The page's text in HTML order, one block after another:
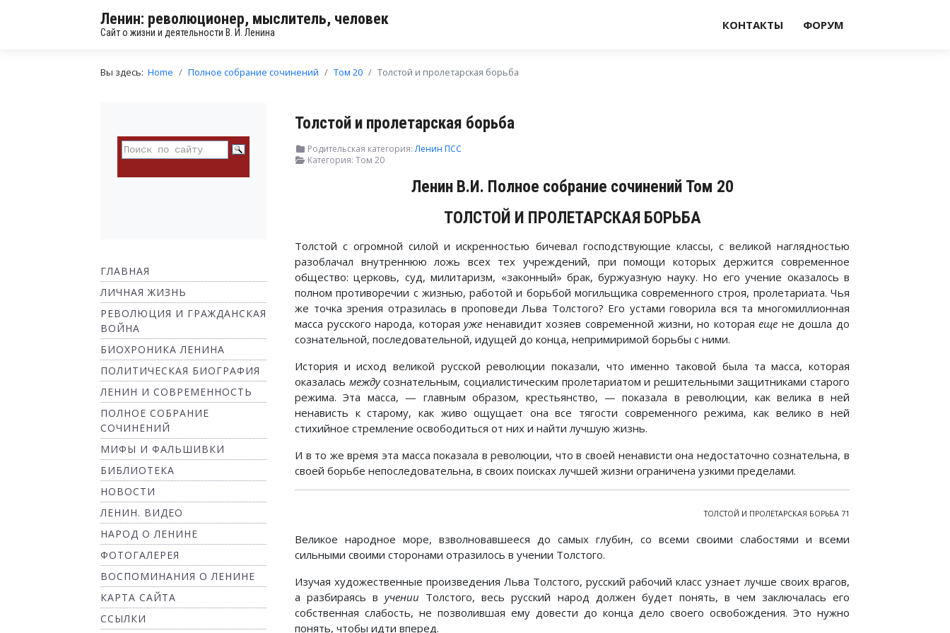
Ленин: революционер, мыслитель, человек
Сайт о жизни и деятельности В. И. Ленина
КОНТАКТЫ ФОРУМ
Вы здесь: Home Полное собрание сочинений Том 20 Толстой и пролетарская борьба
ГЛАВНАЯ
ЛИЧНАЯ ЖИЗНЬ
РЕВОЛЮЦИЯ И ГРАЖДАНСКАЯ
ВОЙНА
БИОХРОНИКА ЛЕНИНА
ПОЛИТИЧЕСКАЯ БИОГРАФИЯ
ЛЕНИН И СОВРЕМЕННОСТЬ
ПОЛНОЕ СОБРАНИЕ
СОЧИНЕНИЙ
МИФЫ И ФАЛЬШИВКИ
БИБЛИОТЕКА
НОВОСТИ
ЛЕНИН. ВИДЕО
НАРОД О ЛЕНИНЕ
ФОТОГАЛЕРЕЯ
ВОСПОМИНАНИЯ О ЛЕНИНЕ
КАРТА САЙТА
ССЫЛКИ
Толстой и пролетарская борьба
Родительская категория:Ленин ПСС
Категория: Том 20
Ленин В.И. Полное собрание сочинений Том 20
ТОЛСТОЙ И ПРОЛЕТАРСКАЯ БОРЬБА
Толстой с огромной силой и искренностью бичевал господствующие классы, с великой наглядностью
разоблачал внутреннюю ложь всех тех учреждений, при помощи которых держится современное
общество: церковь, суд, милитаризм, «законный» брак, буржуазную науку. Но его учение оказалось в
полном противоречии с жизнью, работой и борьбой могильщика современного строя, пролетариата. Чья
же точка зрения отразилась в проповеди Льва Толстого? Его устами говорила вся та многомиллионная
масса русского народа, котораяуже ненавидит хозяев современной жизни, но котораяеще не дошла до
сознательной, последовательной, идущей до конца, непримиримой борьбы с ними.
История и исход великой русской революции показали, что именно таковой была та масса, которая
оказалась междусознательным, социалистическим пролетариатом и решительными защитниками старого
режима. Эта масса, — главным образом, крестьянство, — показала в революции, как велика в ней
ненависть к старому, как живо ощущает она все тягости современного режима, как велико в ней
стихийное стремление освободиться от них и найти лучшую жизнь.
И в то же время эта масса показала в революции, что в своей ненависти она недостаточно сознательна, в
своей борьбе непоследовательна, в своих поисках лучшей жизни ограничена узкими пределами.
ТОЛСТОЙ И ПРОЛЕТАРСКАЯ БОРЬБА 71
Великое народное море, взволновавшееся до самых глубин, со всеми своими слабостями и всеми
сильными своими сторонами отразилось в учении Толстого.
Изучая художественные произведения Льва Толстого, русский рабочий класс узнает лучше своих врагов,
а разбираясь вучении Толстого, весь русский народ должен будет понять, в чем заключалась его
собственная слабость, не позволившая ему довести до конца дело своего освобождения. Это нужно
понять, чтобы идти вперед.